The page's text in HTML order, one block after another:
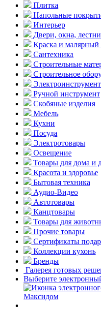
Плитка
Напольные
Интерьер
Двери, окна,
Краска и малярный
Сантехника
Строительные
Строительное
Электроинструмент
Ручной инструмент
Скобяные изделия
Мебель
Кухни
Посуда
Электротовары
Освещение
Товары для дома и
Красота и здоровье
Бытовая техника
Аудио-Видео
Автотовары
Канцтовары
Товары для
Прочие товары
Сертификаты
Коллекции кухонь
Бренды
Галерея готовых
Выберите